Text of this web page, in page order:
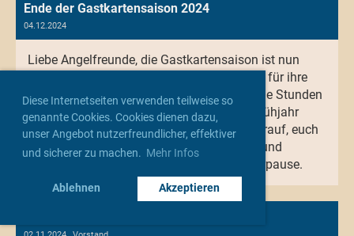
Diese Internetseiten verwenden teilweise so
genannte Cookies. Cookies dienen dazu,
unser Angebot nutzerfreundlicher, effektiver
und sicherer zu machen. Mehr Infos
Ablehnen Akzeptieren
Ende der Gastkartensaison 2024
04.12.2024
Liebe Angelfreunde, die Gastkartensaison ist nun
leider vorbei. Wir danken allen Gastanglern für ihre
Teilnahme und hoffen, dass ihr viele schöne Stunden
am Wasser hattet. Doch keine Sorge, im Frühjahr
2025 geht es wieder los! Wir freuen uns darauf, euch
im neuen Jahr erneut begrüßen zu dürfen und
wünschen bis dahin eine erholsame Winterpause.